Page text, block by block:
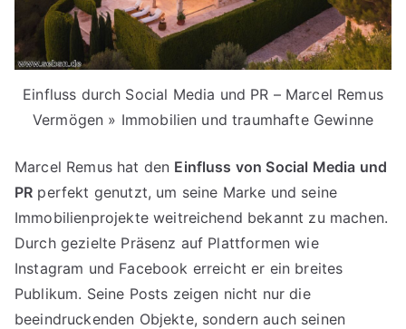
Einfluss durch Social Media und PR – Marcel Remus
Vermögen » Immobilien und traumhafte Gewinne
Marcel Remus hat den Einfluss von Social Media und
PR perfekt genutzt, um seine Marke und seine
Immobilienprojekte weitreichend bekannt zu machen.
Durch gezielte Präsenz auf Plattformen wie
Instagram und Facebook erreicht er ein breites
Publikum. Seine Posts zeigen nicht nur die
beeindruckenden Objekte, sondern auch seinen